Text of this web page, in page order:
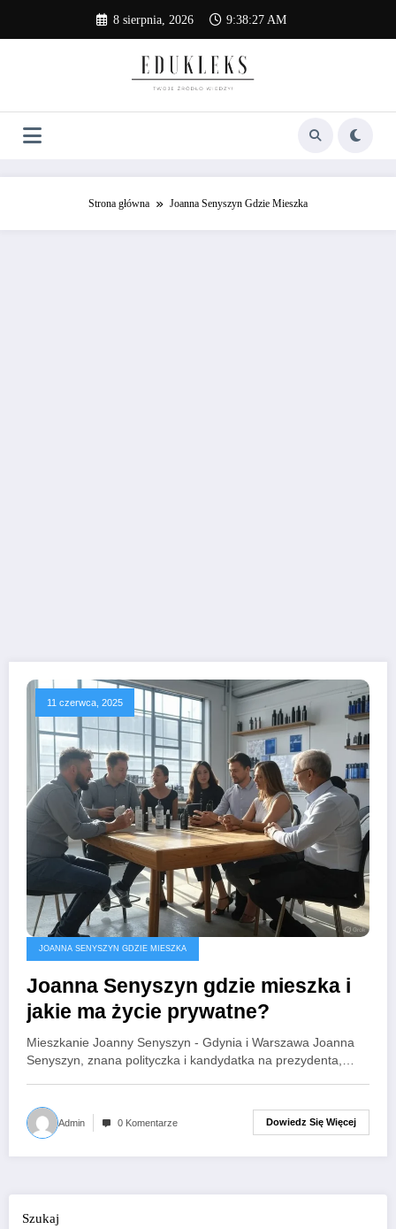
content
8 sierpnia, 2026 9:38:27 AM
Strona główna Joanna Senyszyn Gdzie Mieszka
11 czerwca, 2025
JOANNA SENYSZYN GDZIE MIESZKA
Joanna Senyszyn gdzie mieszka i
jakie ma życie prywatne?
Mieszkanie Joanny Senyszyn - Gdynia i Warszawa Joanna
Senyszyn, znana polityczka i kandydatka na prezydenta,…
Admin 0 Komentarze Dowiedz Się Więcej
Szukaj